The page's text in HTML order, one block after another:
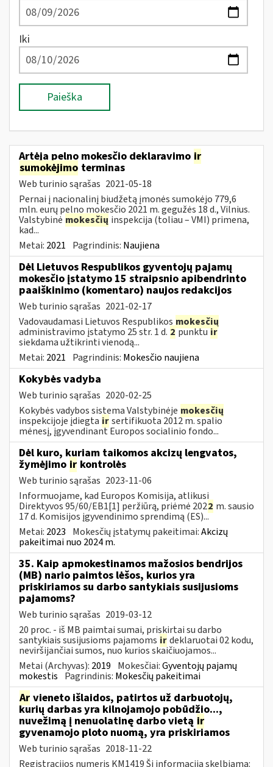
Iki
Paieška
Artėja pelno mokesčio deklaravimo ir
sumokėjimo terminas
Web turinio sąrašas 2021-05-18
Pernai į nacionalinį biudžetą įmonės sumokėjo 779,6
mln. eurų pelno mokesčio 2021 m. gegužės 18 d., Vilnius.
Valstybinė mokesčių inspekcija (toliau – VMI) primena,
kad...
Metai: 2021 Pagrindinis: Naujiena
Dėl Lietuvos Respublikos gyventojų pajamų
mokesčio įstatymo 15 straipsnio apibendrinto
paaiškinimo (komentaro) naujos redakcijos
Web turinio sąrašas 2021-02-17
Vadovaudamasi Lietuvos Respublikos mokesčių
administravimo įstatymo 25 str. 1 d. 2punktuir
siekdama užtikrinti vienodą...
Metai: 2021 Pagrindinis: Mokesčio naujiena
Kokybės vadyba
Web turinio sąrašas 2020-02-25
Kokybės vadybos sistema Valstybinėje mokesčių
inspekcijoje įdiegta irsertifikuota 2012 m. spalio
mėnesį, įgyvendinant Europos socialinio fondo...
Dėl kuro, kuriam taikomos akcizų lengvatos,
žymėjimo ir kontrolės
Web turinio sąrašas 2023-11-06
Informuojame, kad Europos Komisija, atlikusi
Direktyvos 95/60/EB1[1] peržiūrą, priėmė 2022 m. sausio
17 d. Komisijos įgyvendinimo sprendimą (ES)...
Metai: 2023 Mokesčių įstatymų pakeitimai:Akcizų
pakeitimai nuo 2024 m.
35. Kaip apmokestinamos mažosios bendrijos
(MB) nario paimtos lėšos, kurios yra
priskiriamos su darbo santykiais susijusioms
pajamoms?
Web turinio sąrašas 2019-03-12
20 proc. - iš MB paimtai sumai, priskirtai su darbo
santykiais susijusioms pajamoms irdeklaruotai 02 kodu,
neviršijančiai sumos, nuo kurios skaičiuojamos...
Metai (Archyvas): 2019 Mokesčiai:Gyventojų pajamų
mokestis Pagrindinis: Mokesčių pakeitimai
Ar vieneto išlaidos, patirtos už darbuotojų,
kurių darbas yra kilnojamojo pobūdžio...,
nuvežimą į nenuolatinę darbo vietą ir
gyvenamojo ploto nuomą, yra priskiriamos
Web turinio sąrašas 2018-11-22
Registracijos numeris KM1419 Ši informacija skelbiama: